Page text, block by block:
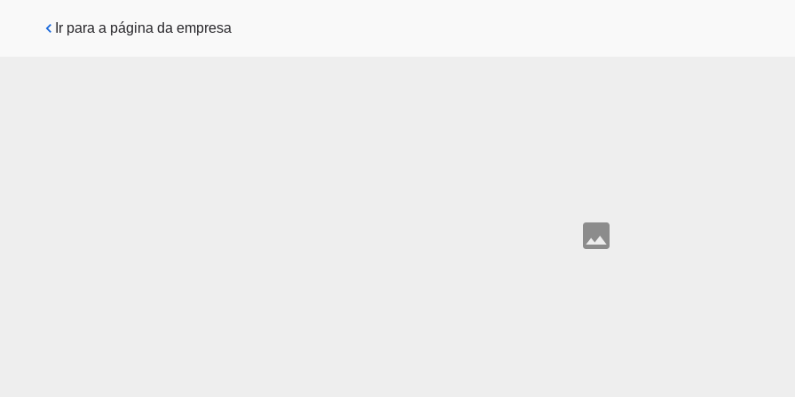
Pular para o conteúdo principal
Ir para a página da empresa